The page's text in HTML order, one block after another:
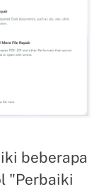
beberapa
"Perbaiki